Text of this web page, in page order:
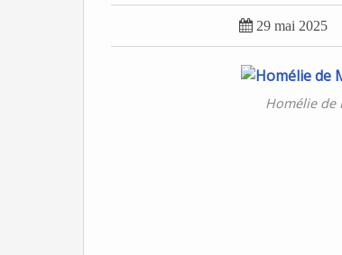
 29 mai 2025
Homélie de